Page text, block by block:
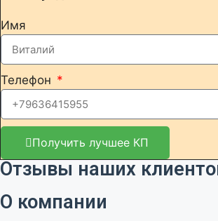
Имя
Телефон
Получить лучшее КП
Отзывы наших
О компании